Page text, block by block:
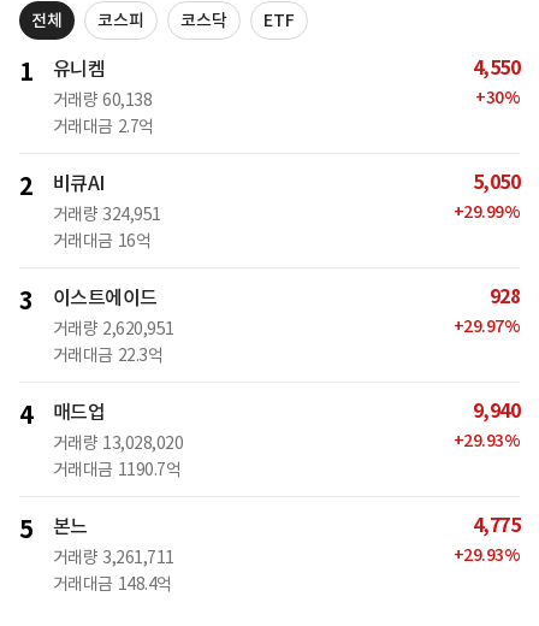
전체 코스피 코스닥 ETF
1 유니켐
거래량 60,138
거래대금 2.7억
4,550
+30%
2 비큐AI
거래량 324,951
거래대금 16억
5,050
+29.99%
3 이스트에이드
거래량 2,620,951
거래대금 22.3억
928
+29.97%
4 매드업
거래량 13,028,020
거래대금 1190.7억
9,940
+29.93%
5 본느
거래량 3,261,711
거래대금 148.4억
4,775
+29.93%